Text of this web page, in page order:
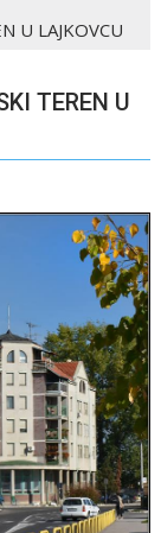
U LAJKOVCU
TEREN U